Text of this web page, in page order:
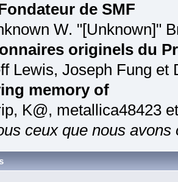
de SMF
W. "[Unknown]"
originels du
Lewis, Joseph Fung et
memory of
K@, metallica48423
ceux que nous